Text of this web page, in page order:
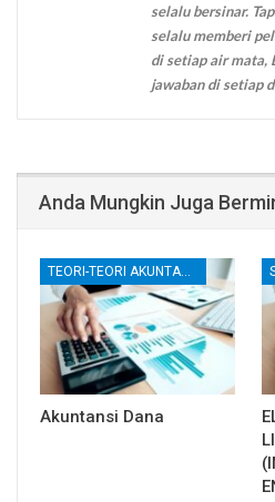
selalu bersinar.
selalu memberi
di setiap air mata,
jawaban di setiap
Anda Mungkin Juga
Akuntansi Dana